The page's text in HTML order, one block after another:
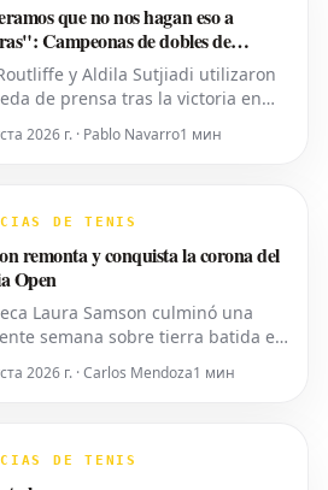
suque no nos hagan eso a
Campeonas de dobles de
expresan temor por los
propuestos por la ATP que se
a la WTA
y Aldila Sutjiadi utilizaron
de prensa tras la victoria en
de que los recortes
a pesar de que elogiaron una
2026 г. · Pablo Navarro1 мин
DE TENIS
remonta y conquista la corona del
Open
Laura Samson culminó una
semana sobre tierra batida en
a la máxima favorita, la
impulsado por Intaro Sport. El
2026 г. · Carlos Mendoza1 мин
DE TENIS